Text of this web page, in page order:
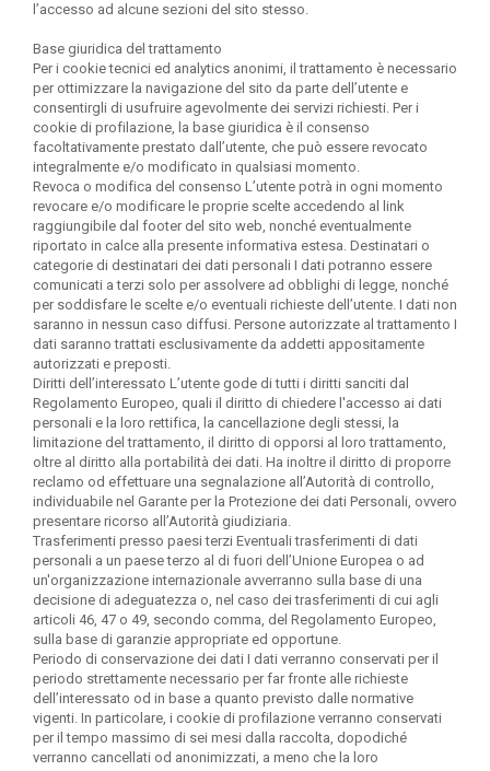
l’accesso ad alcune sezioni del sito stesso.
Base giuridica del trattamento
Per i cookie tecnici ed analytics anonimi, il trattamento è necessario
per ottimizzare la navigazione del sito da parte dell’utente e
consentirgli di usufruire agevolmente dei servizi richiesti. Per i
cookie di profilazione, la base giuridica è il consenso
facoltativamente prestato dall’utente, che può essere revocato
integralmente e/o modificato in qualsiasi momento.
Revoca o modifica del consenso L’utente potrà in ogni momento
revocare e/o modificare le proprie scelte accedendo al link
raggiungibile dal footer del sito web, nonché eventualmente
riportato in calce alla presente informativa estesa. Destinatari o
categorie di destinatari dei dati personali I dati potranno essere
comunicati a terzi solo per assolvere ad obblighi di legge, nonché
per soddisfare le scelte e/o eventuali richieste dell’utente. I dati non
saranno in nessun caso diffusi. Persone autorizzate al trattamento I
dati saranno trattati esclusivamente da addetti appositamente
autorizzati e preposti.
Diritti dell’interessato L’utente gode di tutti i diritti sanciti dal
Regolamento Europeo, quali il diritto di chiedere l'accesso ai dati
personali e la loro rettifica, la cancellazione degli stessi, la
limitazione del trattamento, il diritto di opporsi al loro trattamento,
oltre al diritto alla portabilità dei dati. Ha inoltre il diritto di proporre
reclamo od effettuare una segnalazione all’Autorità di controllo,
individuabile nel Garante per la Protezione dei dati Personali, ovvero
presentare ricorso all’Autorità giudiziaria.
Trasferimenti presso paesi terzi Eventuali trasferimenti di dati
personali a un paese terzo al di fuori dell’Unione Europea o ad
un'organizzazione internazionale avverranno sulla base di una
decisione di adeguatezza o, nel caso dei trasferimenti di cui agli
articoli 46, 47 o 49, secondo comma, del Regolamento Europeo,
sulla base di garanzie appropriate ed opportune.
Periodo di conservazione dei dati I dati verranno conservati per il
periodo strettamente necessario per far fronte alle richieste
dell’interessato od in base a quanto previsto dalle normative
vigenti. In particolare, i cookie di profilazione verranno conservati
per il tempo massimo di sei mesi dalla raccolta, dopodiché
verranno cancellati od anonimizzati, a meno che la loro